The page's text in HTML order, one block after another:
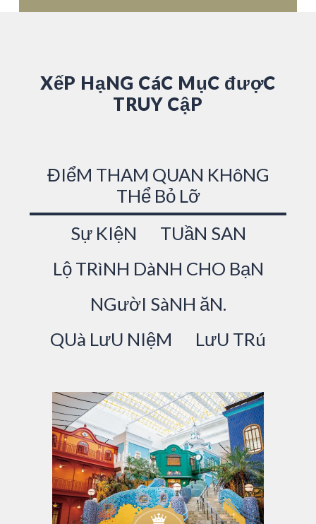
XếP HạNG CáC MụC đượC
TRUY CậP
ĐIểM THAM QUAN KHôNG
THể Bỏ Lỡ
Sự KIệN
TUầN SAN
Lộ TRìNH DàNH CHO BạN
NGườI SàNH ăN.
QUà LưU NIệM
LưU TRú